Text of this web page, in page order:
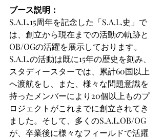
ブース説明：
S.A.L.15周年を記念した「S.A.L.史」で
は、創立から現在までの活動の軌跡と
OB/OGの活躍を展示しております。
S.A.L.の活動は既に15年の歴史を刻み、
スタディースターでは、累計60国以上
へ渡航をし、また、様々な問題意識を
持ったメンバーにより20個以上ものプ
ロジェクトがこれまでに創立されてき
ました。そして、多くのS.A.L.OB/OG
が、卒業後に様々なフィールドで活躍